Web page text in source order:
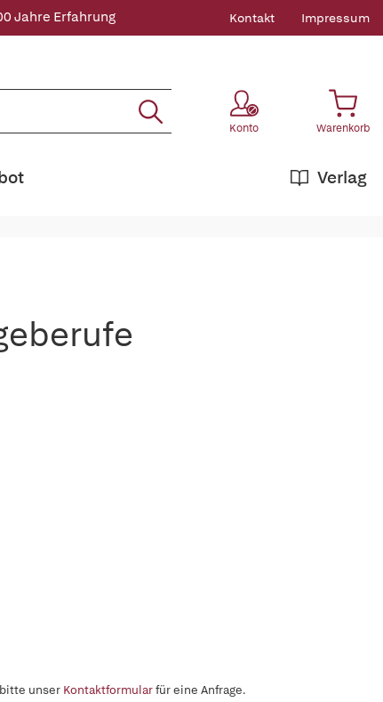
Jahre Erfahrung Kontakt Impressum
Konto Warenkorb
Verlag
unser Kontaktformularfür eine Anfrage.